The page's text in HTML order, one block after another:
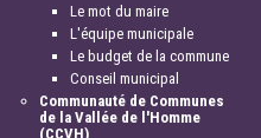
Le mot du maire
L'équipe municipale
Le budget de la commune
Conseil municipal
Communauté de Communes
de la Vallée de l'Homme
(CCVH)